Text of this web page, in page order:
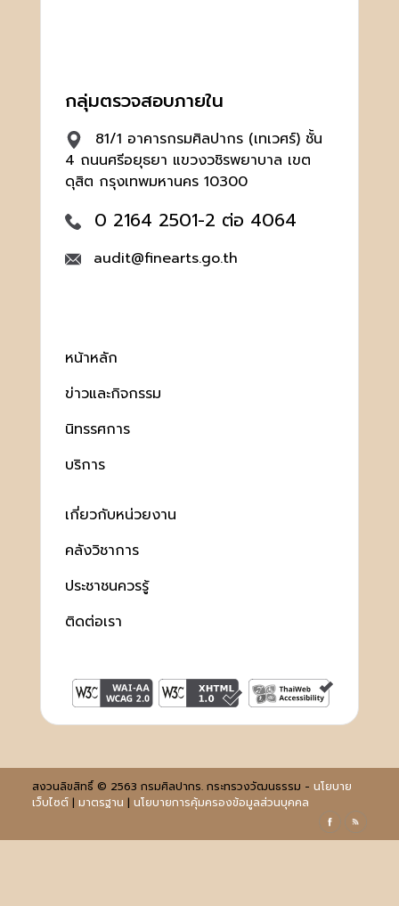
กลุ่มตรวจสอบภายใน
81/1 อาคารกรมศิลปากร (เทเวศร์) ชั้น
4 ถนนศรีอยุธยา แขวงวชิรพยาบาล เขต
ดุสิต กรุงเทพมหานคร 10300
0 2164 2501-2 ต่อ 4064
audit@finearts.go.th
หน้าหลัก
ข่าวและกิจกรรม
นิทรรศการ
บริการ
เกี่ยวกับหน่วยงาน
คลังวิชาการ
ประชาชนควรรู้
ติดต่อเรา
สงวนลิขสิทธิ์ © 2563 กรมศิลปากร. กระทรวงวัฒนธรรม - นโยบาย
เว็บไซต์| มาตรฐาน | นโยบายการคุ้มครองข้อมูลส่วนบุคคล